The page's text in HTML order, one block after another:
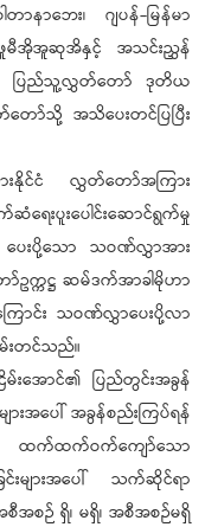
ာဘေး၊ ဂျပန်-မြန်မာ
ာ ဖူမီအိုအူဆုအိနှင့် အသင်းညွှန်
က ပြည်သူ့လွှတ်တော် ဒုတိယ
ော်သို့ အသိပေးတင်ပြပြီး
နိုင်ငံ လွှတ်တော်အကြား
ရေးပူးပေါင်းဆောင်ရွက်မှု
းပို့သော သဝဏ်လွှာအား
က္ကဋ္ဌ ဆမ်ဒက်အာခါမိုဟာ
ောင်း သဝဏ်လွှာပေးပို့လာ
းတင်သည်။
းအောင်၏ ပြည်တွင်းအခွန်
ျားအပေါ် အခွန်စည်းကြပ်ရန်
း ထက်ထက်ဝက်ကျော်သော
င်းများအပေါ် သက်ဆိုင်ရာ
အစဉ် ရှိ၊ မရှိ၊ အစီအစဉ်မရှိ